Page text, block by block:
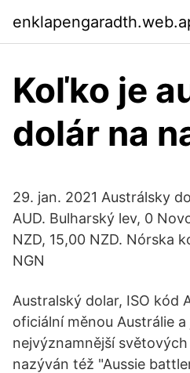
Koľko je
dolár na
29. jan. 2021 Austrálsky
AUD. Bulharský lev, 0
NZD, 15,00 NZD. Nórska
NGN
Australský dolar, ISO kód
oficiální měnou Austrálie a
nejvýznamnější
nazýván též "Aussie